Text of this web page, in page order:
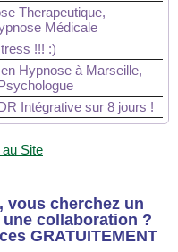
Therapeutique,
Médicale
!!! :)
Hypnose à Marseille,
Intégrative sur 8 jours !
Site
vous cherchez un
collaboration ?
GRATUITEMENT